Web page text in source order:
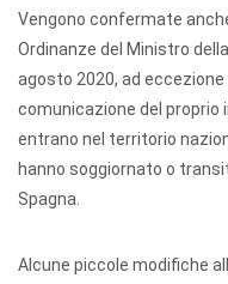
Vengono confermate
Ordinanze del Ministro
agosto 2020, ad eccezione
comunicazione del proprio
entrano nel territorio
hanno soggiornato o
Spagna.
Alcune piccole modifiche